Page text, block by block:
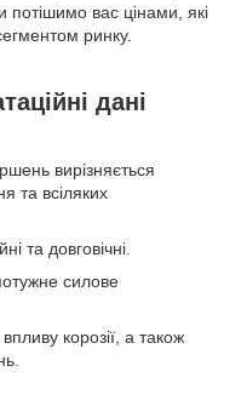
потішимо вас цінами, які
ринку.
дані
вирізняється
та всіляких
та довговічні.
силове
корозії, а також